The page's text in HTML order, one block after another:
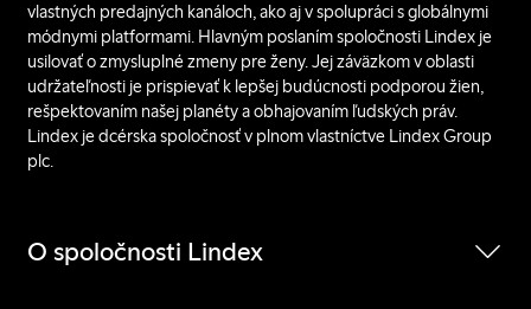
vlastných predajných kanáloch, ako aj v spolupráci s globálnymi
módnymi platformami. Hlavným poslaním spoločnosti Lindex je
usilovať o zmysluplné zmeny pre ženy. Jej záväzkom v oblasti
udržateľnosti je prispievať k lepšej budúcnosti podporou žien,
rešpektovaním našej planéty a obhajovaním ľudských práv.
Lindex je dcérska spoločnosť v plnom vlastníctve Lindex Group
plc.
O spoločnosti Lindex